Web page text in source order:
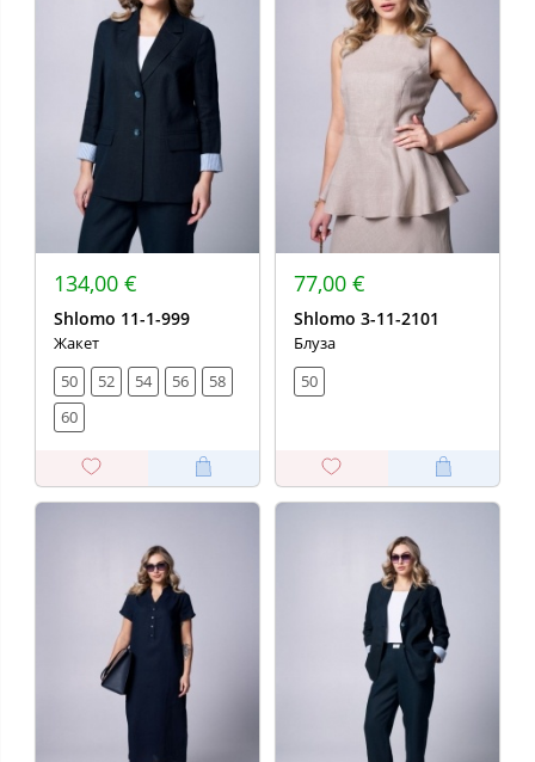
134,00 €
Shlomo 11-1-999
Жакет
50
52 54 56
58
60
77,00 €
Shlomo 3-11-2101
Блуза
50